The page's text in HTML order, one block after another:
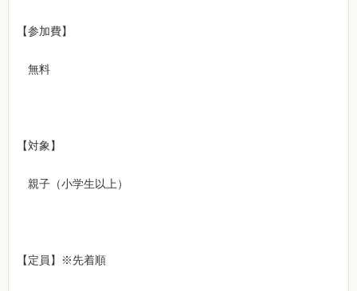
【参加費】
無料
【対象】
親子（小学生以上）
【定員】※先着順